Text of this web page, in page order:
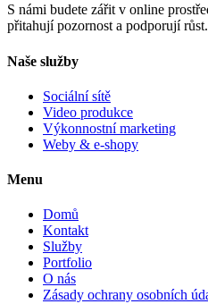
S námi budete zářit v online
přitahují pozornost a podporují růst.
Naše služby
Sociální sítě
Video produkce
Výkonnostní marketing
Weby & e-shopy
Menu
Domů
Kontakt
Služby
Portfolio
O nás
Zásady ochrany osobních